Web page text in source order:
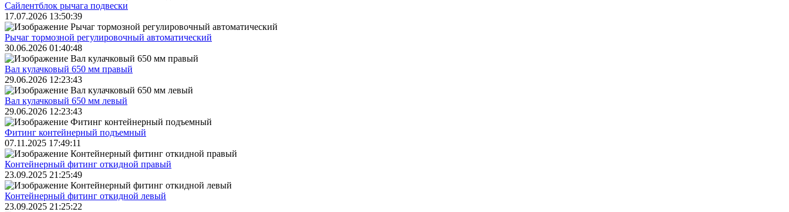
Сайлентблок рычага подвески
17.07.2026 13:50:39
Рычаг тормозной регулировочный автоматический
30.06.2026 01:40:48
Вал кулачковый 650 мм правый
29.06.2026 12:23:43
Вал кулачковый 650 мм левый
29.06.2026 12:23:43
Фитинг контейнерный подъемный
07.11.2025 17:49:11
Контейнерный фитинг откидной правый
23.09.2025 21:25:49
Контейнерный фитинг откидной левый
23.09.2025 21:25:22